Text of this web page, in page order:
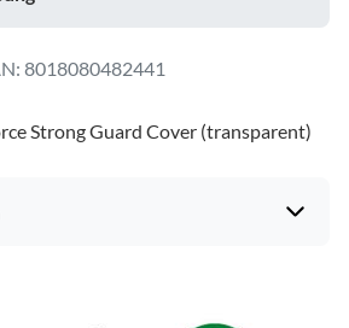
8018080482441
Strong Guard Cover (transparent)